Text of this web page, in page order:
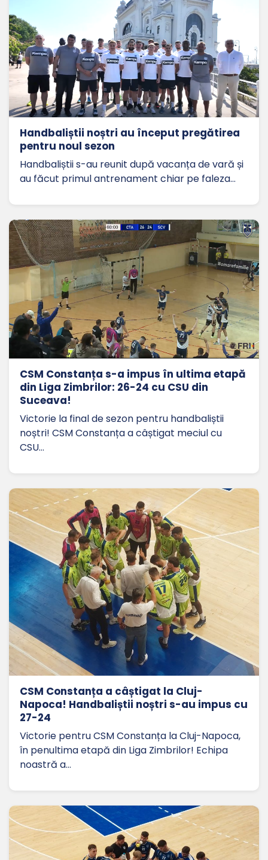
Handbaliștii noștri au început pregătirea
pentru noul sezon
Handbaliștii s-au reunit după vacanța de vară și
au făcut primul antrenament chiar pe faleza…
CSM Constanța s-a impus în ultima etapă
din Liga Zimbrilor: 26-24 cu CSU din
Suceava!
Victorie la final de sezon pentru handbaliștii
noștri! CSM Constanța a câștigat meciul cu
CSU…
CSM Constanța a câștigat la Cluj-
Napoca! Handbaliștii noștri s-au impus cu
27-24
Victorie pentru CSM Constanța la Cluj-Napoca,
în penultima etapă din Liga Zimbrilor! Echipa
noastră a…